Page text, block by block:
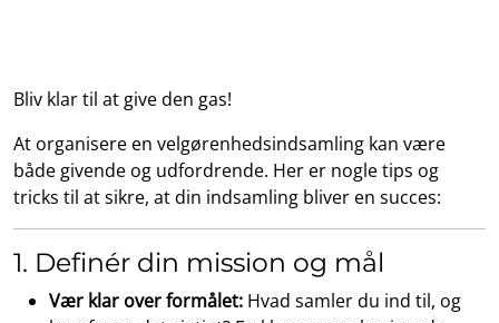
Bliv klar til at give den gas!
At organisere en velgørenhedsindsamling kan være
både givende og udfordrende. Her er nogle tips og
tricks til at sikre, at din indsamling bliver en succes:
1. Definér din mission og mål
Vær klar over formålet: Hvad samler du ind til, og